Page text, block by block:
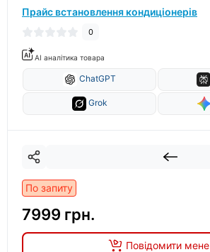
Прайс встановлення кондиціонерів
0
AI аналітика товара
ChatGPT
Grok
По запиту
7999 грн.
Повідомити мене